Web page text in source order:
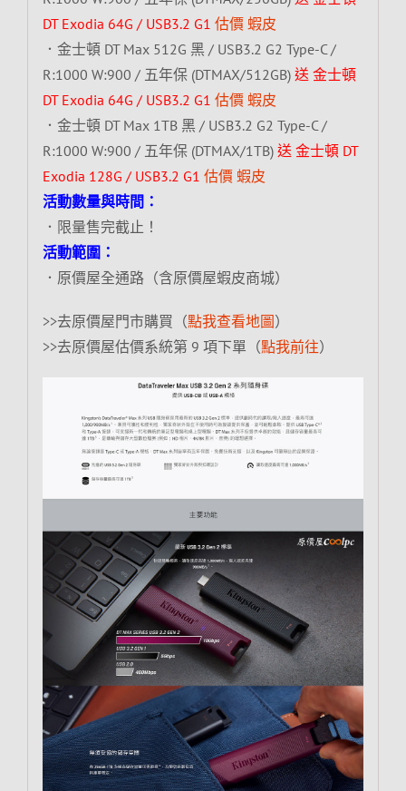
DT Exodia 64G / USB3.2 G1 估價 蝦皮
．金士頓 DT Max 512G 黑 / USB3.2 G2 Type-C /
R:1000 W:900 / 五年保 (DTMAX/512GB) 送 金士頓
DT Exodia 64G / USB3.2 G1 估價 蝦皮
．金士頓 DT Max 1TB 黑 / USB3.2 G2 Type-C /
R:1000 W:900 / 五年保 (DTMAX/1TB) 送 金士頓 DT
Exodia 128G / USB3.2 G1 估價 蝦皮
活動數量與時間：
．限量售完截止！
活動範圍：
．原價屋全通路（含原價屋蝦皮商城）
>>去原價屋門市購買（點我查看地圖）
>>去原價屋估價系統第 9 項下單（點我前往）